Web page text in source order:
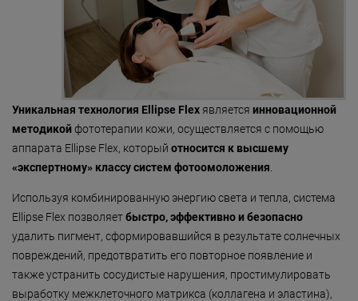
Уникальная технология Ellipse Flex является инновационной
методикойфототерапии кожи, осуществляется с помощью
аппарата Ellipse Flex, который относится к высшему
«экспертному» классу систем фотоомоложения
Используя комбинированную энергию света и тепла, система
Ellipse Flex позволяетбыстро, эффективно и безопасно
удалить пигмент, сформировавшийся в результате солнечных
повреждений, предотвратить его повторное появление и
также устранить сосудистые нарушения, простимулировать
выработку межклеточного матрикса (коллагена и эластина),
«Detoxygene»
«Beauty-ассорти»
«Леди Совершенство»
«Коруги»
«Секрет Красоты»
«Гармония»
«Only for Men»
«Mirific»
«Мануальная терапия»
«Остеопатия»